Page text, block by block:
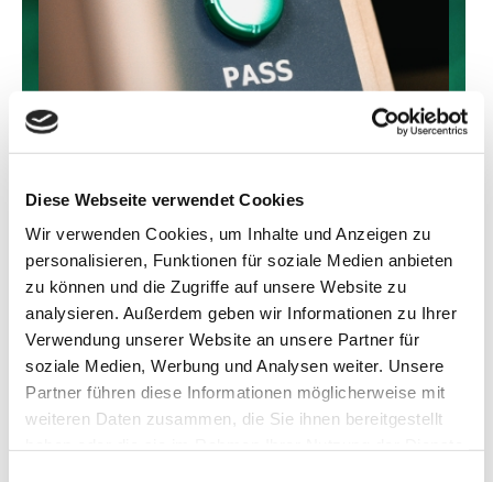
Diese Webseite verwendet Cookies
Wir verwenden Cookies, um Inhalte und Anzeigen zu
personalisieren, Funktionen für soziale Medien anbieten
zu können und die Zugriffe auf unsere Website zu
analysieren. Außerdem geben wir Informationen zu Ihrer
Verwendung unserer Website an unsere Partner für
soziale Medien, Werbung und Analysen weiter. Unsere
Partner führen diese Informationen möglicherweise mit
weiteren Daten zusammen, die Sie ihnen bereitgestellt
WARUM SMD BESTÜCKUNG?
Die SMD Bestückung bietet zahlreiche Vorteile gegenüber der
traditionellen Durchsteckmontage. Hierzu zählen:
PLATZERSPARNIS
SMD-Bauteile sind kleiner und leichter, was die Miniaturisierung
von Elektronikprodukten vorantreibt.
AUTOMATISIERUNG